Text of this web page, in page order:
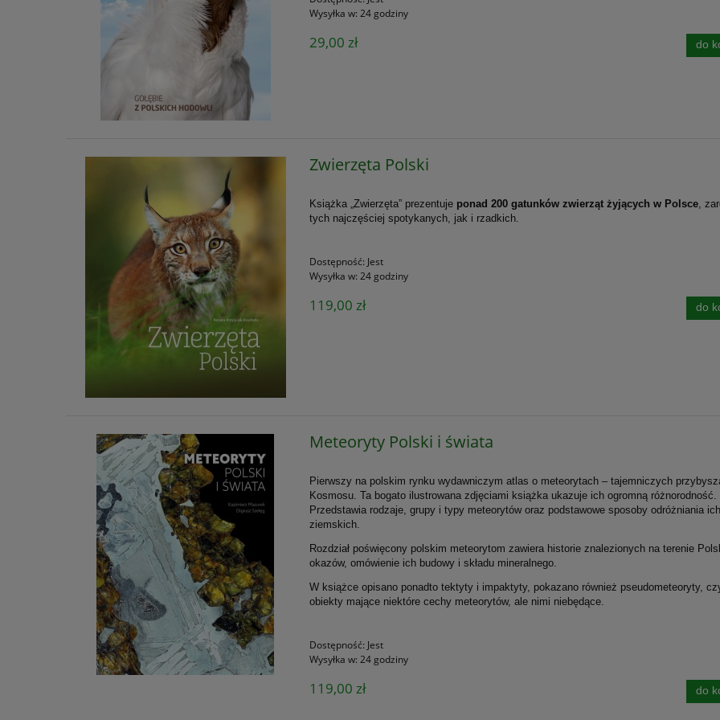
Wysyłka w: 24 godziny
29,00 zł do
Zwierzęta Polski
Książka „Zwierzęta” prezentuje ponad 200 gatunków zwierząt żyjących w Polsce ,
tych najczęściej spotykanych, jak i rzadkich.
Dostępność: Jest
Wysyłka w: 24 godziny
119,00 zł do
Meteoryty Polski i świata
Pierwszy na polskim rynku wydawniczym atlas o meteorytach – tajemniczych
Kosmosu. Ta bogato ilustrowana zdjęciami książka ukazuje ich ogromną różnorodność.
Przedstawia rodzaje, grupy i typy meteorytów oraz podstawowe sposoby odróżniania
ziemskich.
Rozdział poświęcony polskim meteorytom zawiera historie znalezionych na terenie
okazów, omówienie ich budowy i składu mineralnego.
W książce opisano ponadto tektyty i impaktyty, pokazano również pseudometeoryty,
obiekty mające niektóre cechy meteorytów, ale nimi niebędące.
Dostępność: Jest
Wysyłka w: 24 godziny
119,00 zł do